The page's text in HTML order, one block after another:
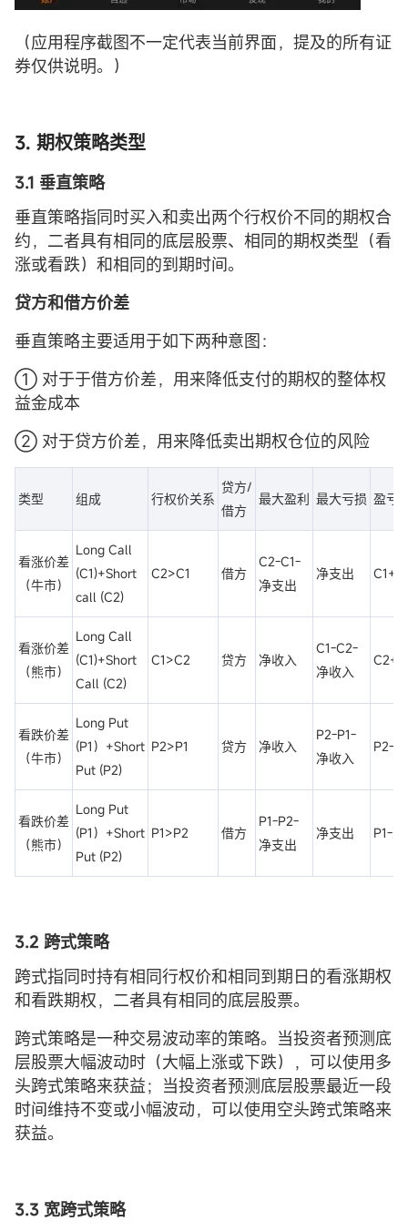
（应用程序截图不一定代表当前界面，提及的所有证
券仅供说明。）
3. 期权策略类型
3.1 垂直策略
垂直策略指同时买入和卖出两个行权价不同的期权合
约，二者具有相同的底层股票、相同的期权类型（看
涨或看跌）和相同的到期时间。
贷方和借方价差
垂直策略主要适用于如下两种意图：
① 对于于借方价差，用来降低支付的期权的整体权
益金成本
② 对于贷方价差，用来降低卖出期权仓位的风险
类型 组成 行权价关系
贷方/
借方
最大盈利 最大亏损 盈亏
看涨价差
（牛市）
Long Call
(C1)+Short
call (C2)
C2>C1 借方
C2-C1-
净支出
净支出 C1+
看涨价差
（熊市）
Long Call
(C1)+Short
Call (C2)
C1>C2 贷方 净收入
C1-C2-
净收入
C2+
看跌价差
（牛市）
Long Put
(P1）+Short
Put (P2)
P2>P1 贷方 净收入
P2-P1-
净收入
P2-
看跌价差
（熊市）
Long Put
(P1）+Short
Put (P2)
P1>P2 借方
P1-P2-
净支出
净支出 P1-
3.2 跨式策略
跨式指同时持有相同行权价和相同到期日的看涨期权
和看跌期权，二者具有相同的底层股票。
跨式策略是一种交易波动率的策略。当投资者预测底
层股票大幅波动时（大幅上涨或下跌），可以使用多
头跨式策略来获益；当投资者预测底层股票最近一段
时间维持不变或小幅波动，可以使用空头跨式策略来
获益。
3.3 宽跨式策略